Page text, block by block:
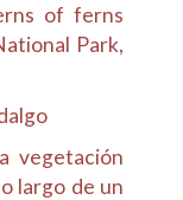
of ferns
Park,
vegetación
largo de un